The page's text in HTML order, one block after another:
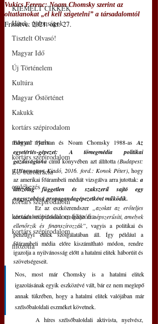
KIEMELT CIKKEK
Hírek, újdonságok
Tisztelt Olvasó!
Magyar Idő
Új Történelem
Kultúra
Magyar Őstörténet
Kakukk
kortárs szépirodalom
magyar nyelv
kortárs szépirodalom
EU bürokrácia
emlékezés
kortárs szépirodalom
kortárs szépirodalom filozófia
kortárs szépirodalom
filozófia
Vukics Ferenc: Noam Chomsky szerint az
oltatlanokat „el kell szigetelni” a társadalomtól
Frissítve:2021. okt. 27.
Edward Herman és Noam Chomsky 1988-as Az
egyetértés-gépezet: A tömegmédia politikai
gazdaságtana című könyvében azt állította (Budapest:
L’Harmattan Kiadó, 2016. ford.: Konok Péter), hogy
az amerikai főárambeli médiát vizsgálva arra jutottak: a
látszólag független és szakszerű sajtó egy
nagyszabású propagandagépezetként működik.
	Ez az eszközrendszer
„azokat az erőteljes
társadalmi érdekeket szolgálja és népszerűsíti, amelyek
ellenőrzik és finanszírozzák”, vagyis a politikai és
pénzügyi elitek szolgálatában áll. Így például a
főárambeli média előre kiszámítható módon, rendre
igazolja a nyilvánosság előtt a hatalmi elitek háborúit és
szövetségeseit.
Nos, most már Chomsky is a hatalmi elitek
igazolásának egyik eszközévé vált, bár ez nem meglepő
annak tükrében, hogy a hatalmi elitek valójában már
szélsőbaloldali eszméket követnek.